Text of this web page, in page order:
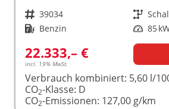
Fahrzeugnr. 39034 Getriebe
Kraftstoff Benzin Leistung 85
22.333,– €
incl. 19% MwSt.
Verbrauch kombiniert: 5,60 l/
CO2-Klasse: D
CO2-Emissionen: 127,00 g/km